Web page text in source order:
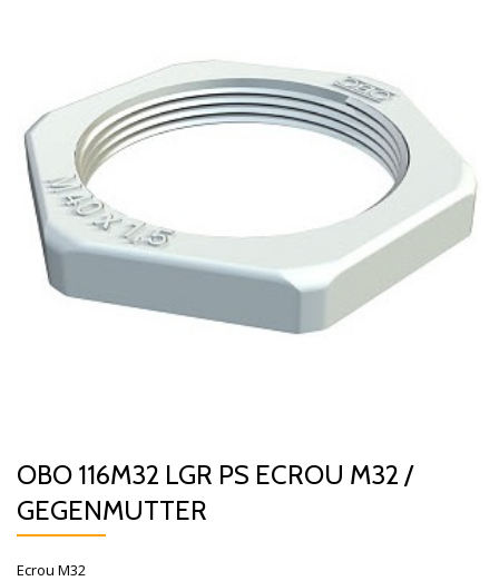
OBO 116M32 LGR PS ECROU M32 /
GEGENMUTTER
Ecrou M32